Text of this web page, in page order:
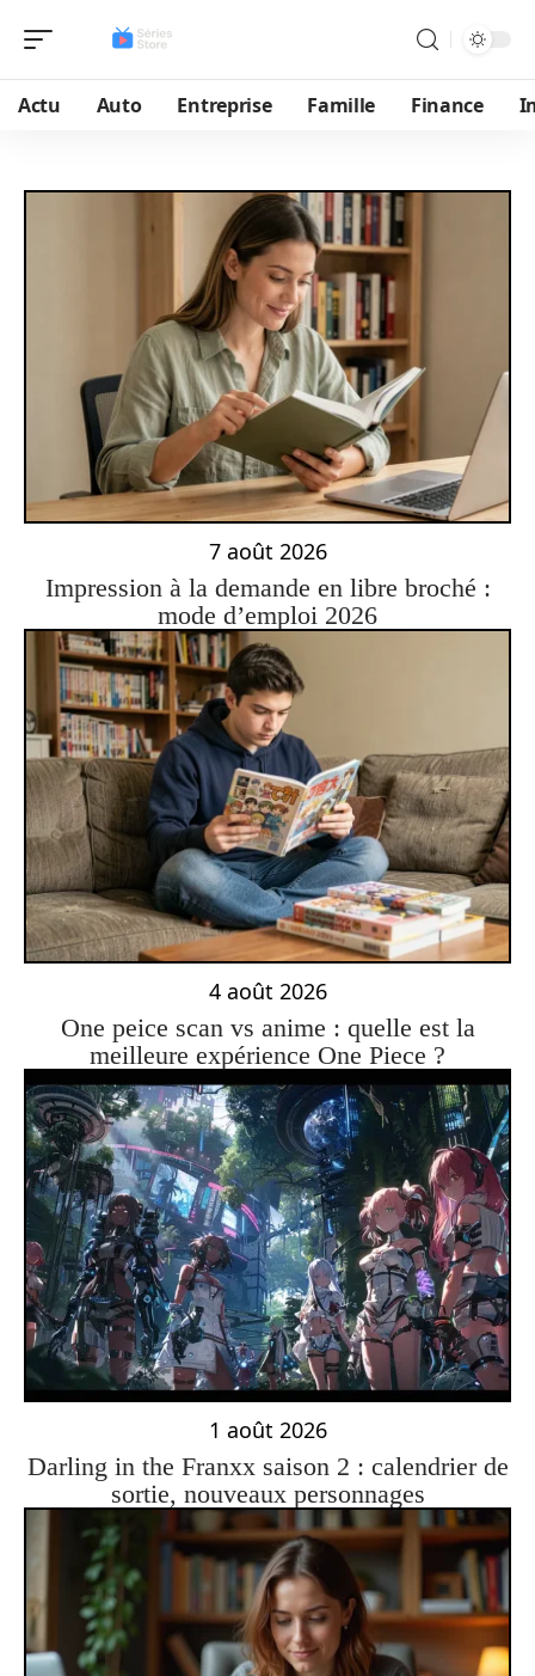
Actu Auto Entreprise Famille Finance
7 août 2026
Impression à la demande en libre broché :
mode d’emploi 2026
4 août 2026
One peice scan vs anime : quelle est la
meilleure expérience One Piece ?
1 août 2026
Darling in the Franxx saison 2 : calendrier de
sortie, nouveaux personnages